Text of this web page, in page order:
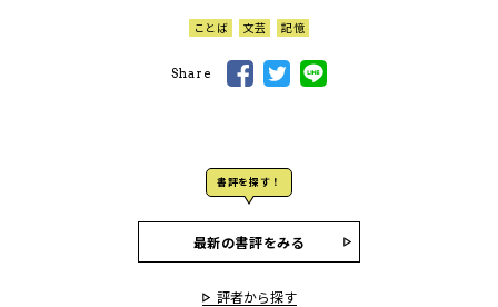
ことば 文芸 記憶
Share
書評を探す！
最新の書評をみる
評者から探す